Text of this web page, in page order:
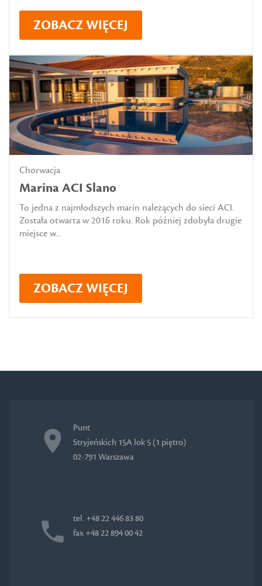
ZOBACZ WIĘCEJ
Chorwacja
Marina ACI Slano
To jedna z najmłodszych marin należących do sieci ACI.
Została otwarta w 2016 roku. Rok później zdobyła drugie
miejsce w...
ZOBACZ WIĘCEJ
Punt
Stryjeńskich 15A lok 5 (1 piętro)
02-791 Warszawa
tel. +48 22 446 83 80
fax +48 22 894 00 42